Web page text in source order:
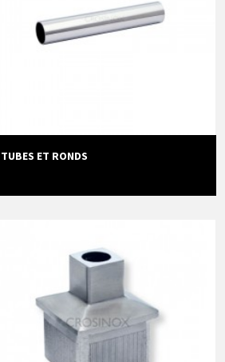
TUBES ET RONDS